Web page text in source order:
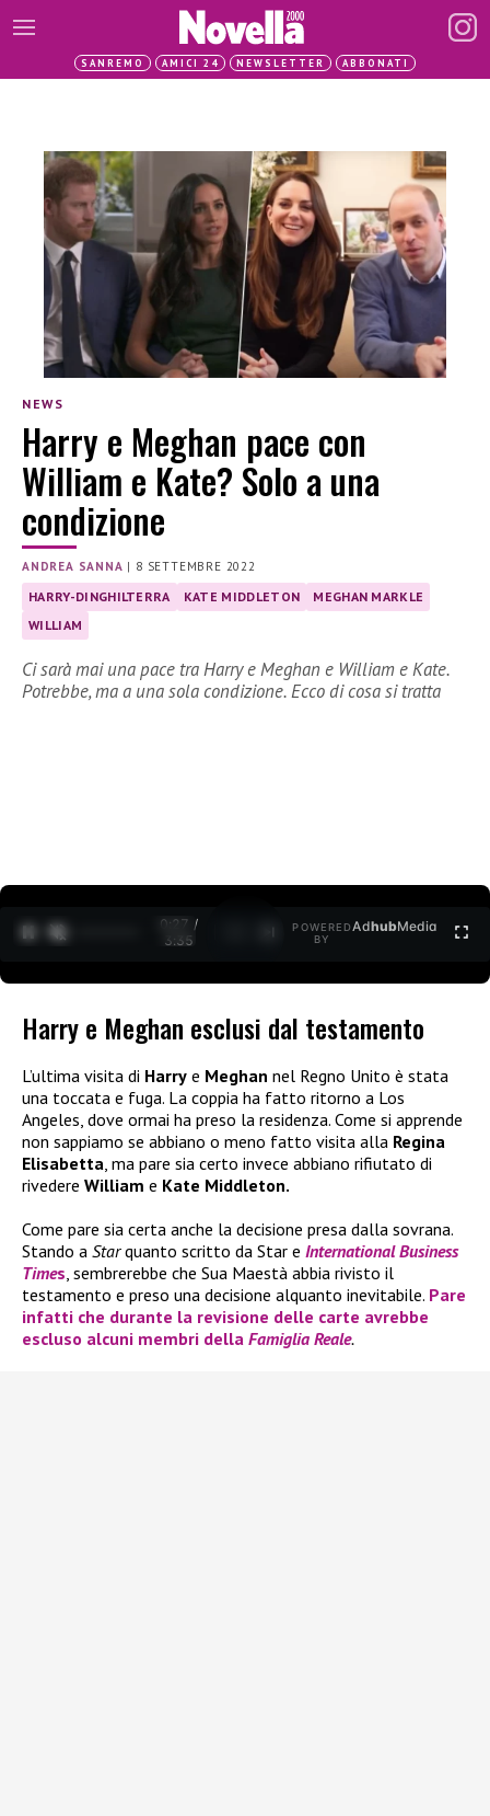
SANREMO AMICI 24 NEWSLETTER ABBONATI
NEWS
Harry e Meghan pace con
William e Kate? Solo a una
condizione
ANDREA SANNA | 8 SETTEMBRE 2022
HARRY-DINGHILTERRA KATE MIDDLETON
MEGHAN MARKLE
WILLIAM
Ci sarà mai una pace tra Harry e Meghan e William e Kate.
Potrebbe, ma a una sola condizione. Ecco di cosa si tratta
0:27 /
3:35
POWERED
BY
AdhubMedia
Harry e Meghan esclusi dal testamento
L’ultima visita di Harry e Meghan nel Regno Unito è stata
una toccata e fuga. La coppia ha fatto ritorno a Los
Angeles, dove ormai ha preso la residenza. Come si apprende
non sappiamo se abbiano o meno fatto visita alla Regina
Elisabetta, ma pare sia certo invece abbiano rifiutato di
rivedere William e Kate Middleton.
Come pare sia certa anche la decisione presa dalla sovrana.
Stando a Starquanto scritto da Star e International Business
Times, sembrerebbe che Sua Maestà abbia rivisto il
testamento e preso una decisione alquanto inevitabile. Pare
infatti che durante la revisione delle carte avrebbe
escluso alcuni membri della Famiglia Reale.